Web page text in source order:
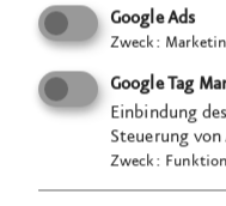
Google Ads
Zweck:
Google Tag
Einbindung
Steuerung
Zweck: